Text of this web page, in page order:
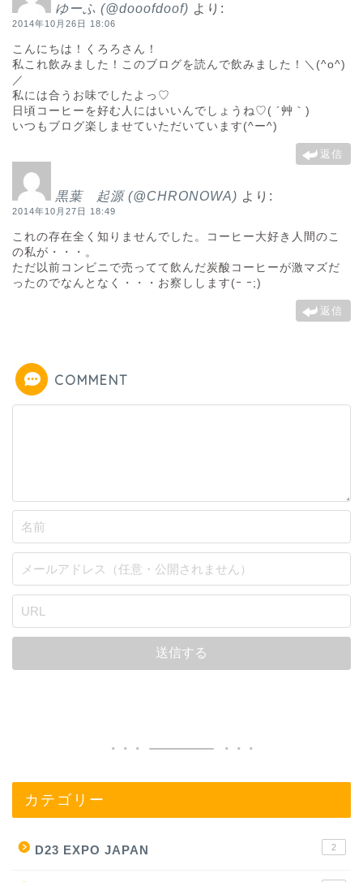
ゆーふ (@dooofdoof) より:
2014年10月26日 18:06
こんにちは！くろろさん！
私これ飲みました！このブログを読んで飲みました！＼(^o^)
／
私には合うお味でしたよっ♡
日頃コーヒーを好む人にはいいんでしょうね♡( ´艸｀)
いつもブログ楽しませていただいています(^ー^)
返信
黒葉 起源 (@CHRONOWA) より:
2014年10月27日 18:49
これの存在全く知りませんでした。コーヒー大好き人間のこ
の私が・・・。
ただ以前コンビニで売ってて飲んだ炭酸コーヒーが激マズだ
ったのでなんとなく・・・お察しします(ｰ ｰ;)
返信
COMMENT
カテゴリー
D23 EXPO JAPAN 2